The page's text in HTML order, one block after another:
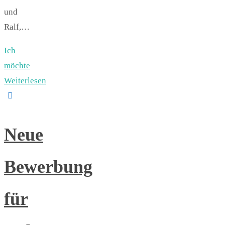
und
Ralf,…
Ich
möchte
Weiterlesen
Neue
Bewerbung
für